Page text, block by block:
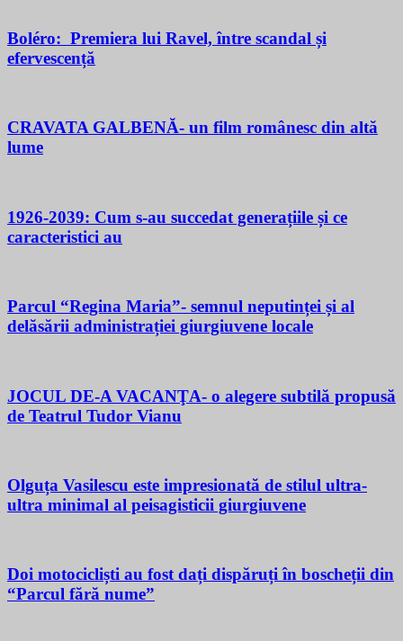
Boléro: Premiera lui Ravel, între scandal și
efervescență
CRAVATA GALBENĂ- un film românesc din altă
lume
1926-2039: Cum s-au succedat generațiile și ce
caracteristici au
Parcul “Regina Maria”- semnul neputinței și al
delăsării administrației giurgiuvene locale
JOCUL DE-A VACANŢA- o alegere subtilă propusă
de Teatrul Tudor Vianu
Olguța Vasilescu este impresionată de stilul ultra-
ultra minimal al peisagisticii giurgiuvene
Doi motocicliști au fost dați dispăruți în boscheții din
“Parcul fără nume”